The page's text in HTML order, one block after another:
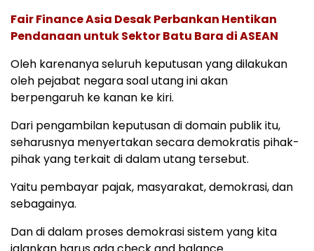
Fair Finance Asia Desak Perbankan Hentikan
Pendanaan untuk Sektor Batu Bara di ASEAN
Oleh karenanya seluruh keputusan yang dilakukan
oleh pejabat negara soal utang ini akan
berpengaruh ke kanan ke kiri.
Dari pengambilan keputusan di domain publik itu,
seharusnya menyertakan secara demokratis pihak-
pihak yang terkait di dalam utang tersebut.
Yaitu pembayar pajak, masyarakat, demokrasi, dan
sebagainya.
Dan di dalam proses demokrasi sistem yang kita